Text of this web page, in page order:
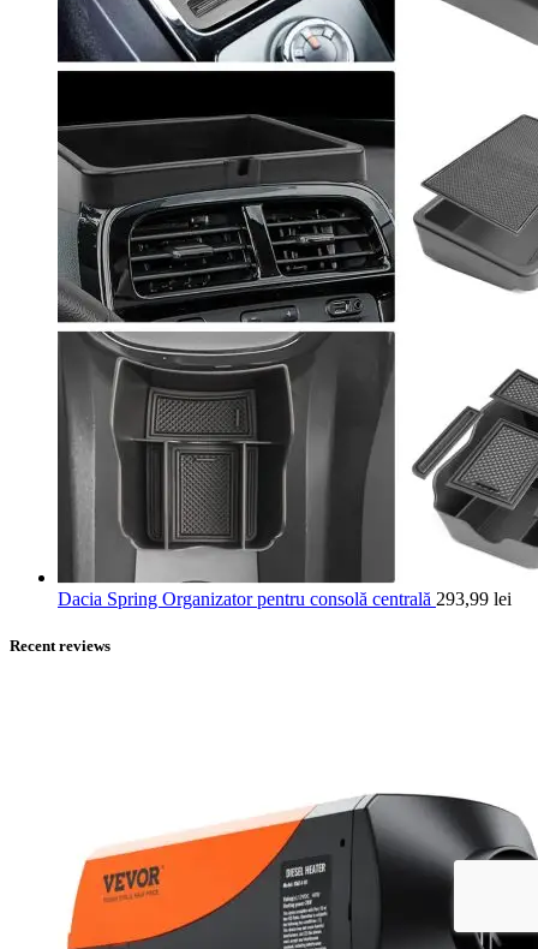
Dacia Spring Organizator pentru consolă centrală 293,99 lei
Recent reviews